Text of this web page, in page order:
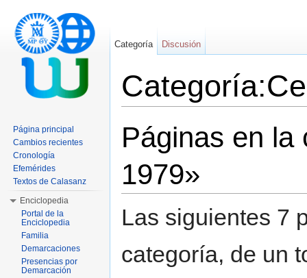
Páginas en la
1979»
Las siguientes 7
categoría, de un
Categoría Discusión
Página principal
Cambios recientes
Cronología
Efemérides
Textos de Calasanz
Enciclopedia
Portal de la
Enciclopedia
Familia
Demarcaciones
Presencias por
Demarcación